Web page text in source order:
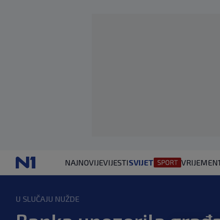
NAJNOVIJEVIJESTISVIJET VRIJEME
U SLUČAJU NUŽDE